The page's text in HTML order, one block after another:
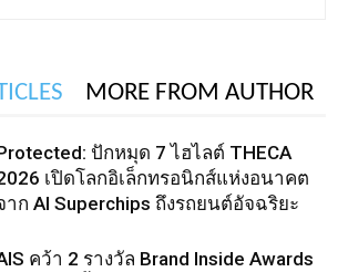
MORE FROM AUTHOR
ปักหมุด 7 ไฮไลต์ THECA
เปิดโลกอิเล็กทรอนิกส์แห่งอนาคต
าก AI Superchips ถึงรถยนต์อัจฉริยะ
คว้า 2 รางวัล Brand Inside Awards